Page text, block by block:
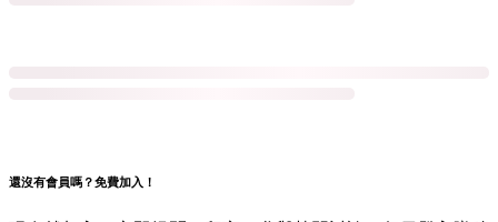
還沒有會員嗎？免費加入！